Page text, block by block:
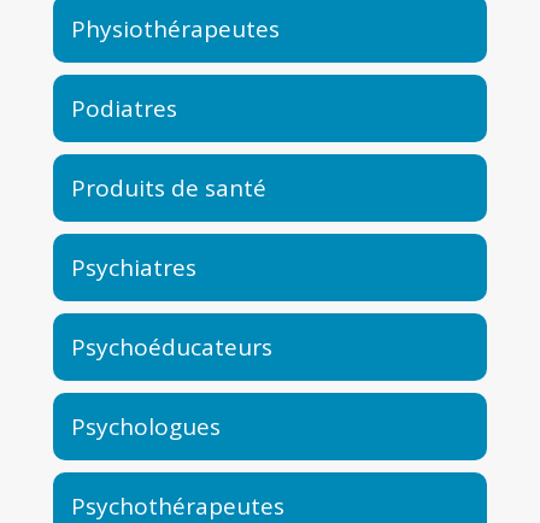
Physiothérapeutes
Podiatres
Produits de santé
Psychiatres
Psychoéducateurs
Psychologues
Psychothérapeutes